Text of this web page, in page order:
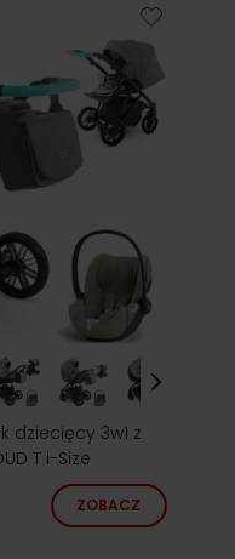
dziecięcy 3w1 z
T i-Size
ZOBACZ